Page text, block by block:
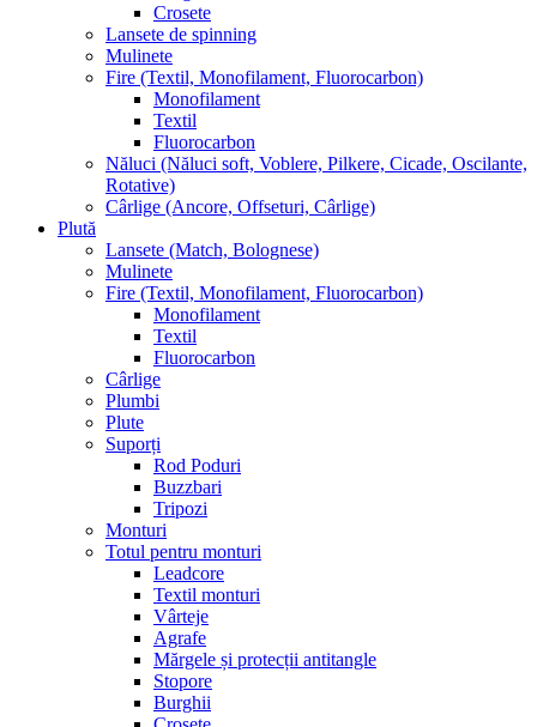
Crosete
Lansete de spinning
Mulinete
Fire (Textil, Monofilament, Fluorocarbon)
Monofilament
Textil
Fluorocarbon
Năluci (Năluci soft, Voblere, Pilkere, Cicade, Oscilante,
Rotative)
Cârlige (Ancore, Offseturi, Cârlige)
Plută
Lansete (Match, Bolognese)
Mulinete
Fire (Textil, Monofilament, Fluorocarbon)
Monofilament
Textil
Fluorocarbon
Cârlige
Plumbi
Plute
Suporți
Rod Poduri
Buzzbari
Tripozi
Monturi
Totul pentru monturi
Leadcore
Textil monturi
Vârteje
Agrafe
Mărgele și protecții antitangle
Stopore
Burghii